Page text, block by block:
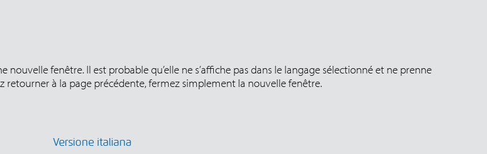
nouvelle fenêtre. Il est probable qu’elle ne s’affiche pas dans le langage sélectionné et ne prenne
à la page précédente, fermez simplement la nouvelle fenêtre.
Versione italiana